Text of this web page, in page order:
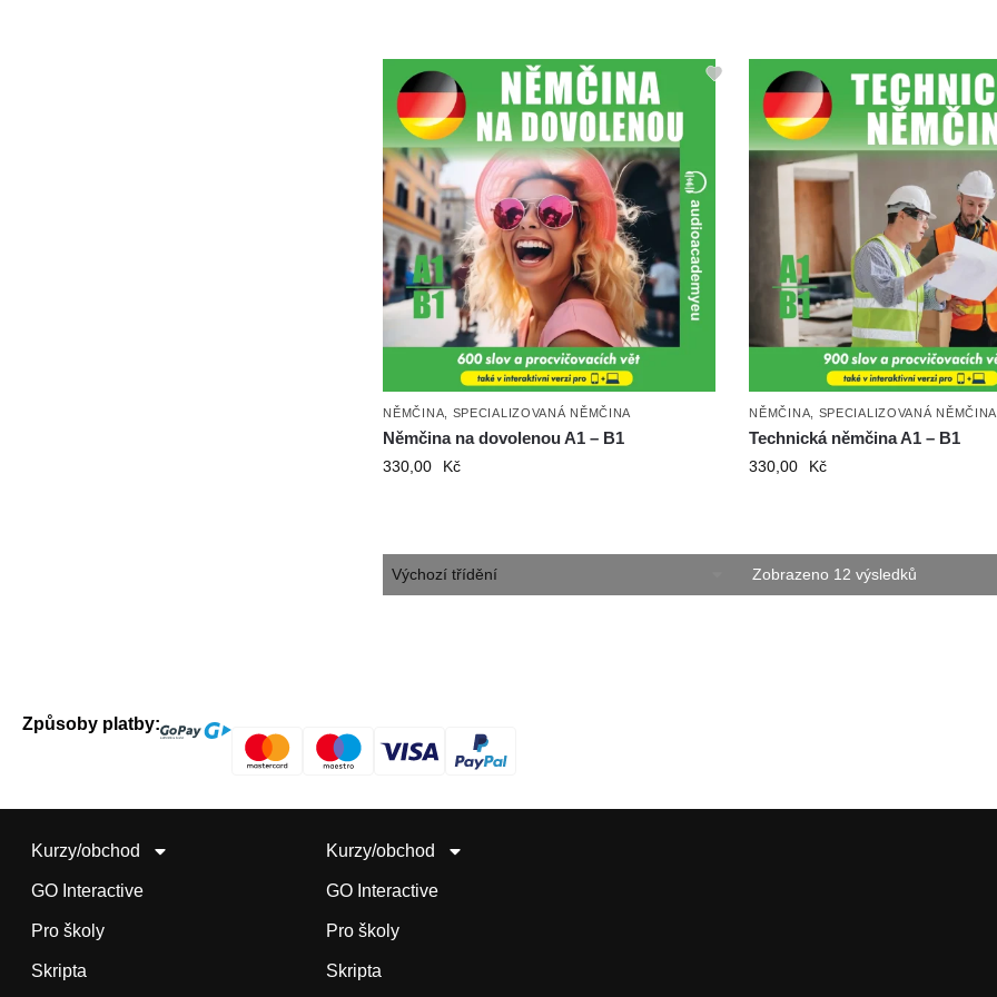
NĚMČINA SPECIALIZOVANÁ NĚMČINA
Němčina na dovolenou A1 – B1
330,00 Kč
NĚMČINA SPECIALIZOVANÁ NĚMČINA
Technická němčina A1 – B1
330,00 Kč
Zobrazeno 12 výsledků
Způsoby platby:
Kurzy/obchod
GO Interactive
Pro školy
Skripta
Kurzy/obchod
GO Interactive
Pro školy
Skripta